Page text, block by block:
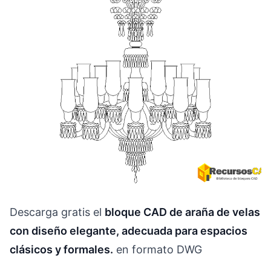
Descarga gratis el bloque CAD de araña de velas
con diseño elegante, adecuada para espacios
clásicos y formales. en formato DWG